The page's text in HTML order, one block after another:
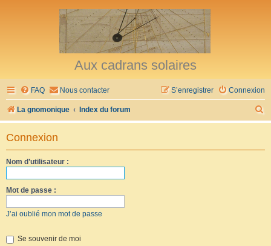
Aux cadrans solaires
FAQ Nous contacter Connexion
S’enregistrer
La gnomonique Index du forum
e
Connexion
Nom d’utilisateur :
Mot de passe :
J’ai oublié mon mot de passe
Se souvenir de moi